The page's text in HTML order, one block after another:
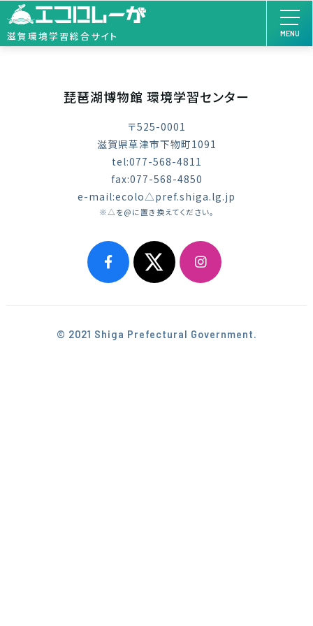
滋賀環境学習総合サイト MENU
琵琶湖博物館 環境学習センター
〒525-0001
滋賀県草津市下物町1091
tel:077-568-4811
fax:077-568-4850
e-mail:ecolo△pref.shiga.lg.jp
※△を@に置き換えてください。
© 2021 Shiga Prefectural Government.